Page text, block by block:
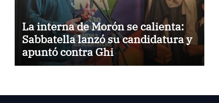
La interna de Morón se calienta:
Sabbatella lanzó su candidatura y
apuntó contra Ghi